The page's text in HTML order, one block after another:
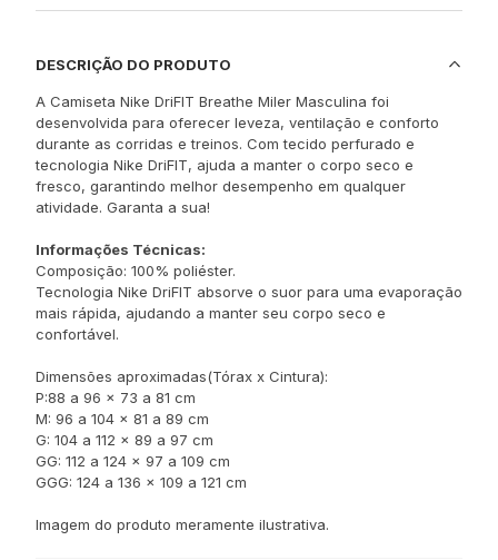
DESCRIÇÃO DO PRODUTO
A Camiseta Nike DriFIT Breathe Miler Masculina foi
desenvolvida para oferecer leveza, ventilação e conforto
durante as corridas e treinos. Com tecido perfurado e
tecnologia Nike DriFIT, ajuda a manter o corpo seco e
fresco, garantindo melhor desempenho em qualquer
atividade. Garanta a sua!
Informações Técnicas:
Composição: 100% poliéster.
Tecnologia Nike DriFIT absorve o suor para uma evaporação
mais rápida, ajudando a manter seu corpo seco e
confortável.
Dimensões aproximadas(Tórax x Cintura):
P:88 a 96 x 73 a 81 cm
M: 96 a 104 x 81 a 89 cm
G: 104 a 112 x 89 a 97 cm
GG: 112 a 124 x 97 a 109 cm
GGG: 124 a 136 x 109 a 121 cm
Imagem do produto meramente ilustrativa.